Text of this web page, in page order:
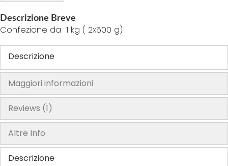
r
y
Descrizione Breve
Confezione da 1 kg ( 2x500 g)
Descrizione
Maggiori informazioni
Reviews 1
Altre Info
Descrizione